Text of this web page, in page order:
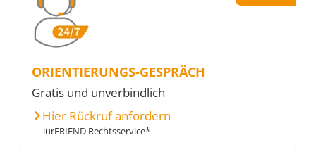
ORIENTIERUNGS-GESPRÄCH
Gratis und unverbindlich
Hier Rückruf anfordern
iurFRIEND Rechtsservice*